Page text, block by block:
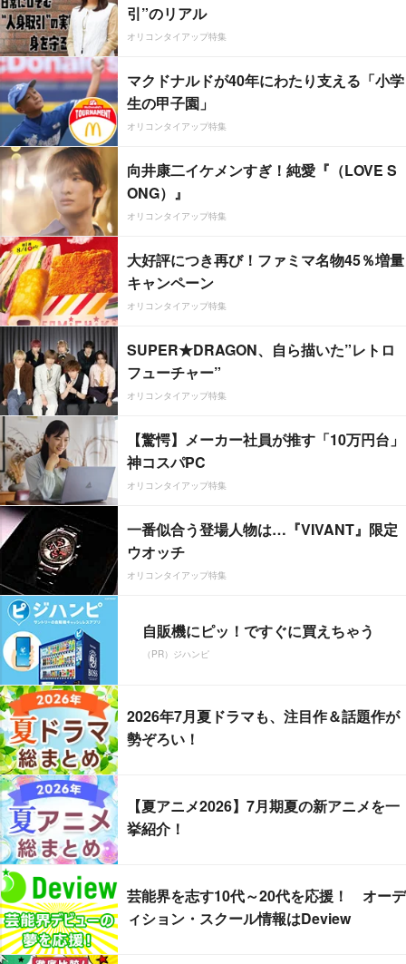
引”のリアル
オリコンタイアップ特集
マクドナルドが40年にわたり支える「小学
生の甲子園」
オリコンタイアップ特集
向井康二イケメンすぎ！純愛『（LOVE S
ONG）』
オリコンタイアップ特集
大好評につき再び！ファミマ名物45％増量
キャンペーン
オリコンタイアップ特集
SUPER★DRAGON、自ら描いた”レトロ
フューチャー”
オリコンタイアップ特集
【驚愕】メーカー社員が推す「10万円台」
神コスパPC
オリコンタイアップ特集
一番似合う登場人物は…『VIVANT』限定
ウオッチ
オリコンタイアップ特集
自販機にピッ！ですぐに買えちゃう
（PR）ジハンピ
2026年7月夏ドラマも、注目作＆話題作が
勢ぞろい！
【夏アニメ2026】7月期夏の新アニメを一
挙紹介！
芸能界を志す10代～20代を応援！ オーデ
ィション・スクール情報はDeview